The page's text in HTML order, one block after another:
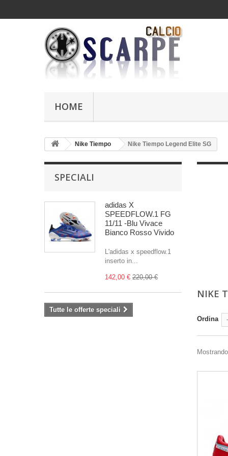
HOME
Nike Tiempo Nike Tiempo Legend Elite SG
SPECIALI
adidas X
SPEEDFLOW.1 FG
11/11 -Blu Vivace
Bianco Rosso Vivido
L'adidas x speedflow.1
inserto in...
142,00 € 220,00 €
Tutte le offerte speciali
NIKE
Ordina